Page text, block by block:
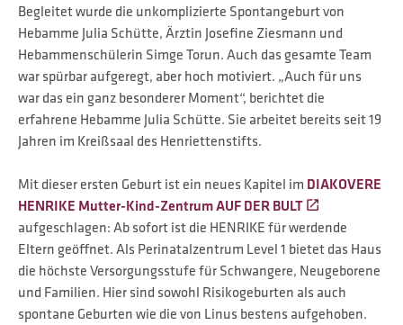
Begleitet wurde die unkomplizierte Spontangeburt von
Hebamme Julia Schütte, Ärztin Josefine Ziesmann und
Hebammenschülerin Simge Torun. Auch das gesamte Team
war spürbar aufgeregt, aber hoch motiviert. „Auch für uns
war das ein ganz besonderer Moment“, berichtet die
erfahrene Hebamme Julia Schütte. Sie arbeitet bereits seit 19
Jahren im Kreißsaal des Henriettenstifts.
Mit dieser ersten Geburt ist ein neues Kapitel im DIAKOVERE
HENRIKE Mutter-Kind-Zentrum AUF DER BULT
aufgeschlagen: Ab sofort ist die HENRIKE für werdende
Eltern geöffnet. Als Perinatalzentrum Level 1 bietet das Haus
die höchste Versorgungsstufe für Schwangere, Neugeborene
und Familien. Hier sind sowohl Risikogeburten als auch
spontane Geburten wie die von Linus bestens aufgehoben.